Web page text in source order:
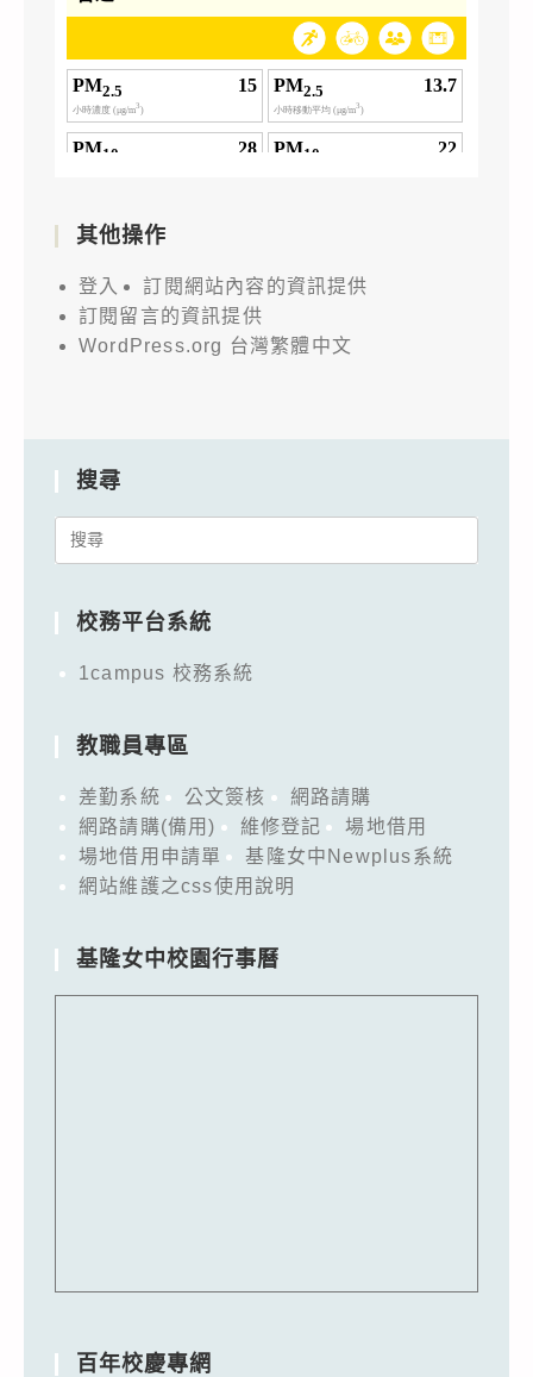
其他操作
登入
訂閱網站內容的資訊提供
訂閱留言的資訊提供
WordPress.org 台灣繁體中文
搜尋
Search
校務平台系統
1campus 校務系統
教職員專區
差勤系統 公文簽核
網路請購
網路請購(備用)
維修登記
場地借用
場地借用申請單
基隆女中Newplus系統
網站維護之css使用說明
基隆女中校園行事曆
百年校慶專網